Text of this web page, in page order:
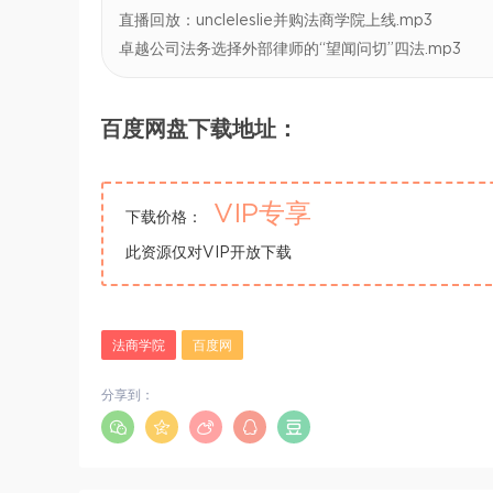
直播回放：uncleleslie并购法商学院上线.mp3
卓越公司法务选择外部律师的“望闻问切”四法.mp3
百度网盘下载地址：
下载价格： VIP专享
此资源仅对VIP开放下载
法商学院 百度网
分享到：